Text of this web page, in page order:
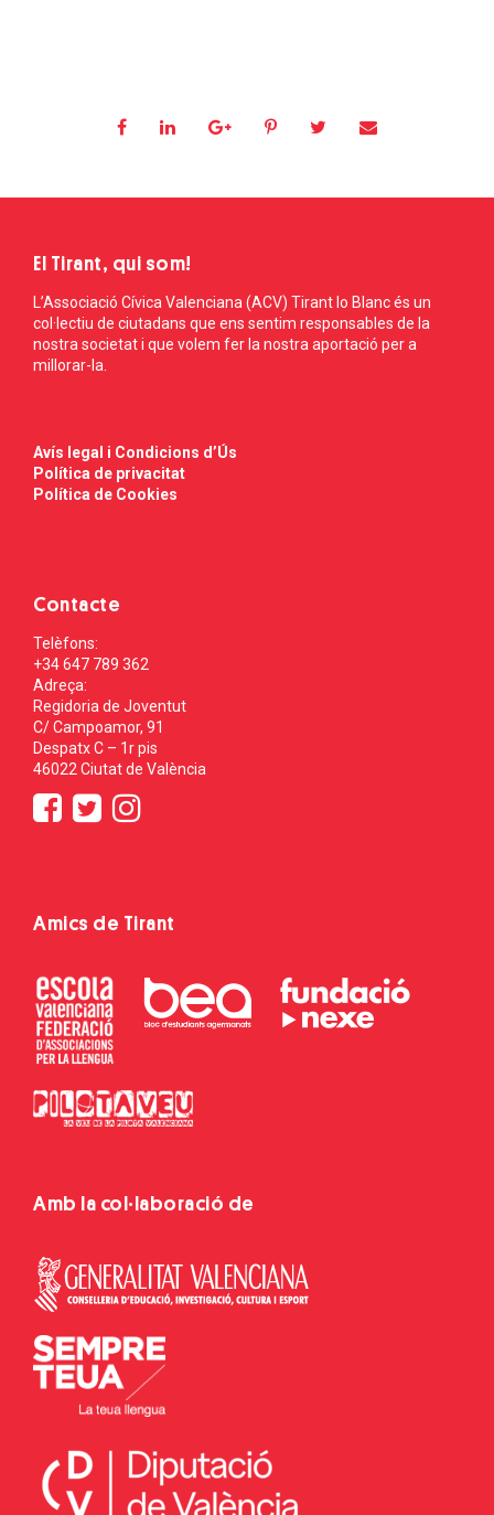
El Tirant, qui som!
L’Associació Cívica Valenciana (ACV) Tirant lo Blanc és un
col·lectiu de ciutadans que ens sentim responsables de la
nostra societat i que volem fer la nostra aportació per a
millorar-la.
Avís legal i Condicions d’Ús
Política de privacitat
Política de Cookies
Contacte
Telèfons:
+34 647 789 362
Adreça:
Regidoria de Joventut
C/ Campoamor, 91
Despatx C – 1r pis
46022 Ciutat de València
Amics de Tirant
Amb la col·laboració de